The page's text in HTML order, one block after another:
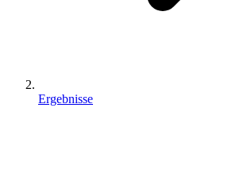
Ergebnisse